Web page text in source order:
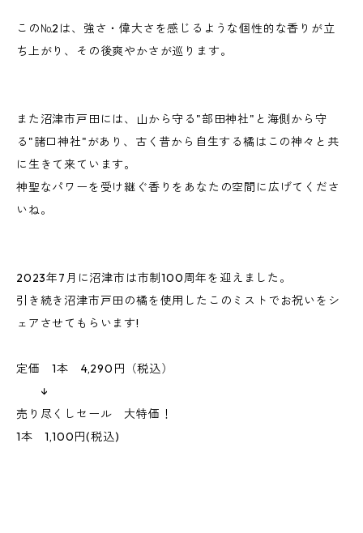
この№2は、強さ・偉大さを感じるような個性的な香りが立
ち上がり、その後爽やかさが巡ります。
また沼津市戸田には、山から守る"部田神社"と海側から守
る"諸口神社"があり、古く昔から自生する橘はこの神々と共
に生きて来ています。
神聖なパワーを受け継ぐ香りをあなたの空間に広げてくださ
いね。
2023年7月に沼津市は市制100周年を迎えました。
引き続き沼津市戸田の橘を使用したこのミストでお祝いをシ
ェアさせてもらいます!
定価 1本 4,290円（税込）
↓
売り尽くしセール 大特価！
1本 1,100円(税込)